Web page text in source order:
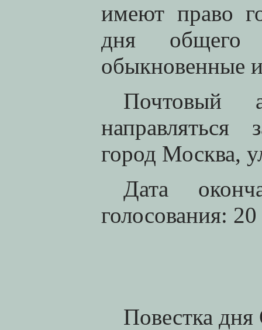
имеют право
дня общего
обыкновенные
Почтовый
направляться
город Москва,
Дата
голосования:
Повестка